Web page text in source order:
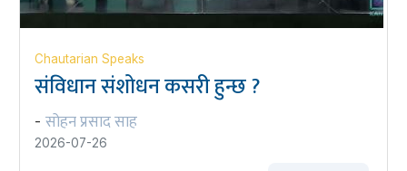
Chautarian Speaks
संविधान संशोधन कसरी हुन्छ ?
- सोहन प्रसाद साह
2026-07-26